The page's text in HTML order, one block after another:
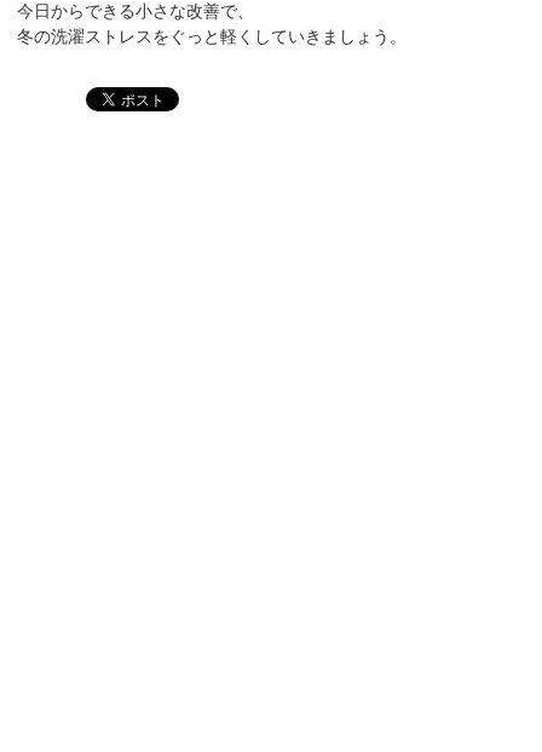
今日からできる小さな改善で、
冬の洗濯ストレスをぐっと軽くしていきましょう。